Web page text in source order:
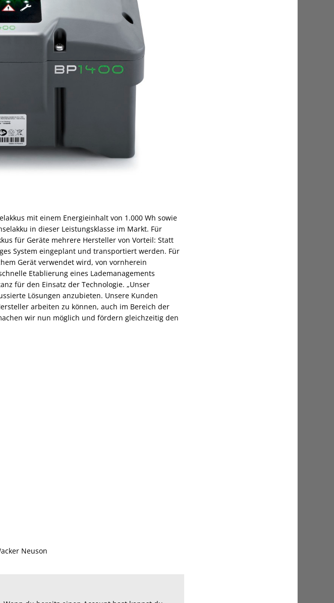
mit einem Energieinhalt von 1.000 Wh sowie
in dieser Leistungsklasse im Markt. Für
für Geräte mehrere Hersteller von Vorteil: Statt
System eingeplant und transportiert werden. Für
Gerät verwendet wird, von vornherein
Etablierung eines Lademanagements
für den Einsatz der Technologie. „Unser
Lösungen anzubieten. Unsere Kunden
arbeiten zu können, auch im Bereich der
wir nun möglich und fördern gleichzeitig den
Neuson